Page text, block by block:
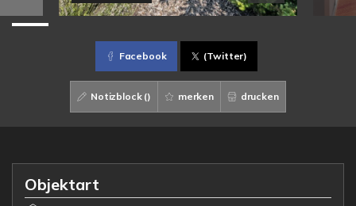
Facebook (Twitter)
Notizblock () merken drucken
Objektart